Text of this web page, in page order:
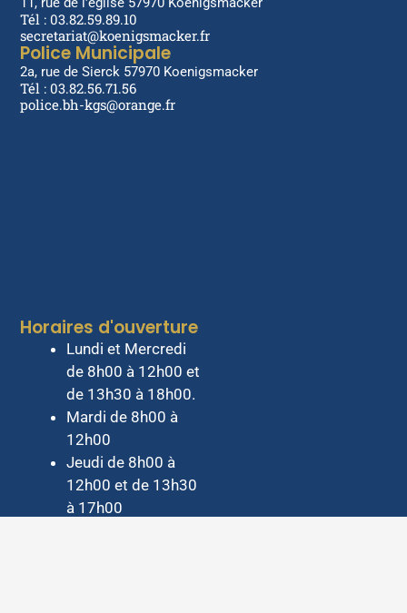
Tél : 03.82.59.89.10
secretariat@koenigsmacker.fr
Police Municipale
2a, rue de Sierck 57970 Koenigsmacker
Tél : 03.82.56.71.56
police.bh-kgs@orange.fr
Horaires d'ouverture
Lundi et Mercredi
de 8h00 à 12h00 et
de 13h30 à 18h00.
Mardi de 8h00 à
12h00
Jeudi de 8h00 à
12h00 et de 13h30
à 17h00